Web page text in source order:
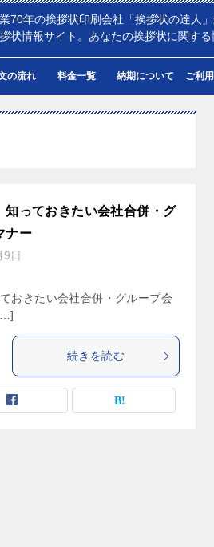
70年の挨拶状印刷会社「挨拶状の達人
状情報サイト。あなたの挨拶状に関する
の流れ 料金一覧 納期について ご利
知っておきたい会社合併・グ
ナー
9日
おきたい会社合併・グループ会
続きを読む